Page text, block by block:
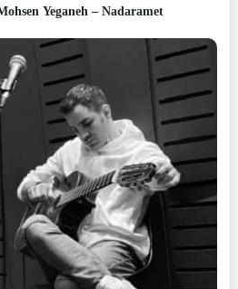
Yeganeh – Nadaramet